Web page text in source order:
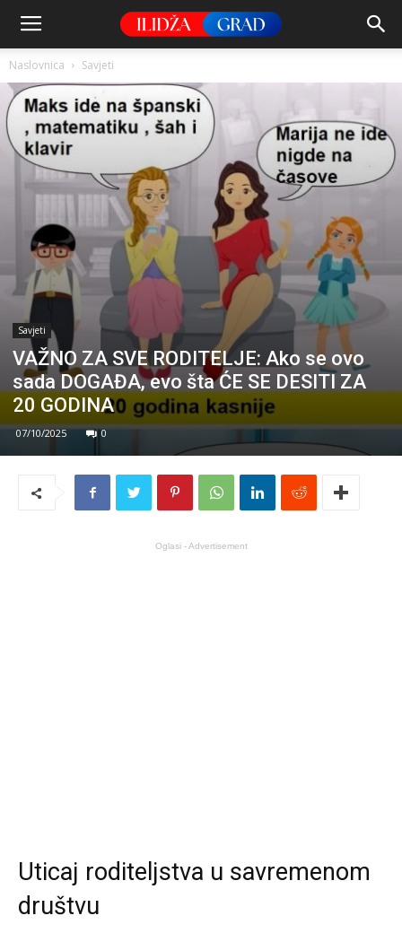
Naslovnica Savjeti
Savjeti
VAŽNO ZA SVE RODITELJE: Ako se ovo
sada DOGAĐA, evo šta ĆE SE DESITI ZA
20 GODINA
07/10/2025 0
Oglasi - Advertisement
Uticaj roditeljstva u savremenom
društvu